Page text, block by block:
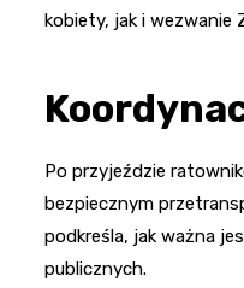
kobiety, jak i wezwanie
Po przyjeździe
bezpiecznym
podkreśla, jak ważna
publicznych.